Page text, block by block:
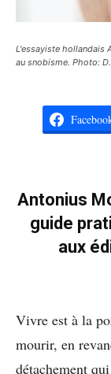
L'essayiste hollandais
au snobisme. Photo:
Antonius
guide
aux
Vivre est à la
mourir, en
détachement